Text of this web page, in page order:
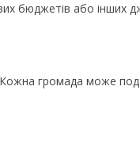
бюджетів або інших
Кожна громада може